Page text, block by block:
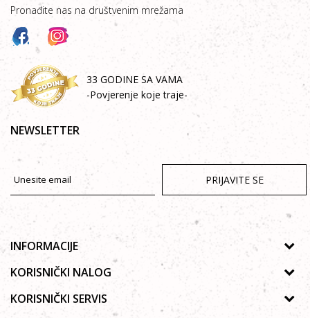
Pronađite nas na društvenim mrežama
33 GODINE SA VAMA
-Povjerenje koje traje-
NEWSLETTER
PRIJAVITE SE
INFORMACIJE
O nama
Galerija
KORISNIČKI NALOG
Uputstvo za registraciju
Zaboravljena lozinka
KORISNIČKI SERVIS